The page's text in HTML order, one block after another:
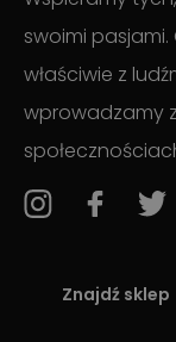
swoimi
właściwie z
wprowadzamy
Znajdź sklep